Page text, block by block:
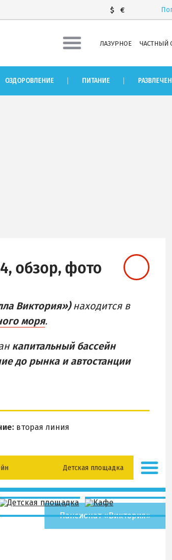
$ €
ЛАЗУРНОЕ ЧАСТНЫЙ
ОЗДОРОВЛЕНИЕ ПИТАНИЕ
обзор, фото
Виктория»)находится в
моря.
капитальный бассейн
до рынка и автостанции
вторая линия
Детская площадка
зона Парковка
Пансионат «Виктория»